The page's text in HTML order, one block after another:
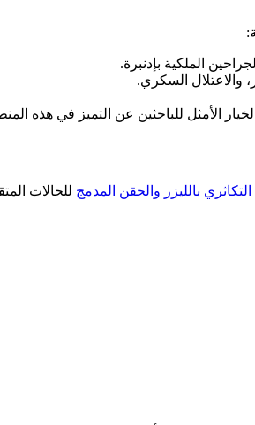
الملكية بإدنبرة.
الأمثل للباحثين عن التميز في هذه
بالليزر والحقن المدمج للحالات